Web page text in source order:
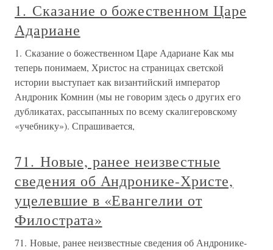
1. Сказание о божественном Царе
Адариане
1. Сказание о божественном Царе Адариане Как мы
теперь понимаем, Христос на страницах светской
истории выступает как византийский император
Андроник Комнин (мы не говорим здесь о других его
дубликатах, рассыпанных по всему скалигеровскому
«учебнику»). Спрашивается,
71. Новые, ранее неизвестные
сведения об Андронике-Христе,
уцелевшие в «Евангелии от
Филострата»
71. Новые, ранее неизвестные сведения об Андронике-